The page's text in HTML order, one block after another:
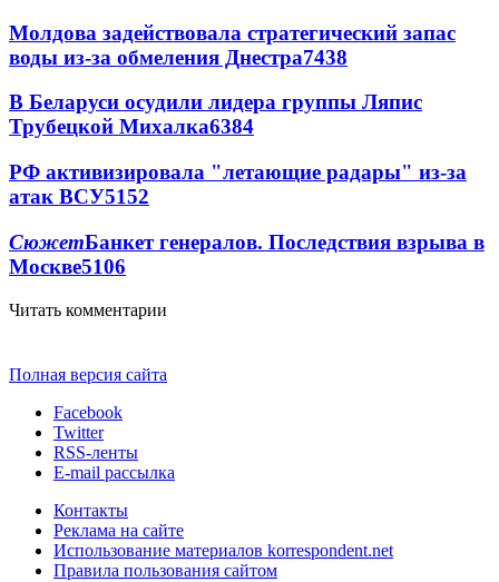
Молдова задействовала стратегический запас
воды из-за обмеления Днестра7438
В Беларуси осудили лидера группы Ляпис
Трубецкой Михалка6384
РФ активизировала "летающие радары" из-за
атак ВСУ5152
СюжетБанкет генералов. Последствия взрыва в
Москве5106
Читать комментарии
Полная версия сайта
Facebook
Twitter
RSS-ленты
E-mail рассылка
Контакты
Реклама на сайте
Использование материалов korrespondent.net
Правила пользования сайтом